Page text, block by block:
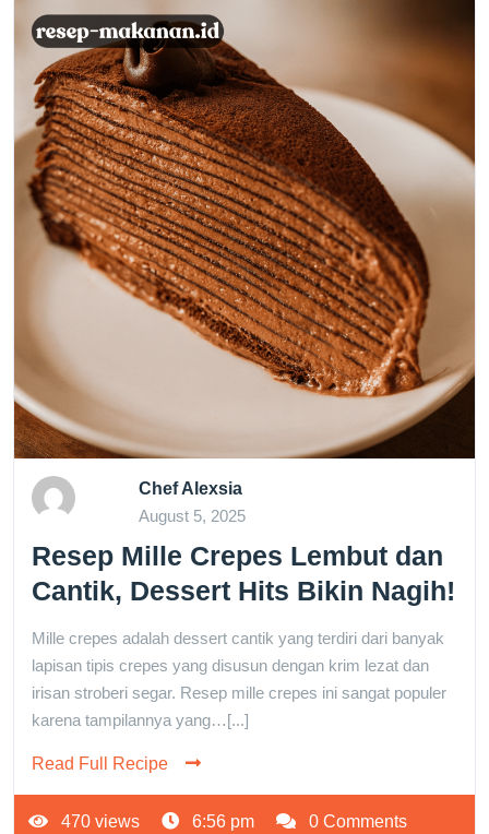
Chef Alexsia
August 5, 2025
Resep Mille Crepes Lembut dan
Cantik, Dessert Hits Bikin Nagih!
Mille crepes adalah dessert cantik yang terdiri dari banyak
lapisan tipis crepes yang disusun dengan krim lezat dan
irisan stroberi segar. Resep mille crepes ini sangat populer
karena tampilannya yang…[...]
Read Full Recipe
470 views 6:56 pm 0 Comments